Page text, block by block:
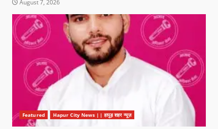
August 7, 2026
Featured Hapur City News || हापुड़ शहर न्यूज़